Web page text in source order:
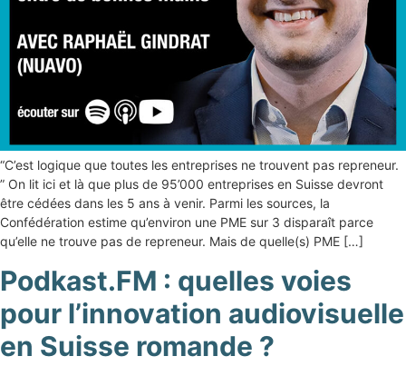
“C’est logique que toutes les entreprises ne trouvent pas repreneur.
” On lit ici et là que plus de 95’000 entreprises en Suisse devront
être cédées dans les 5 ans à venir. Parmi les sources, la
Confédération estime qu’environ une PME sur 3 disparaît parce
qu’elle ne trouve pas de repreneur. Mais de quelle(s) PME […]
Podkast.FM : quelles voies
pour l’innovation audiovisuelle
en Suisse romande ?